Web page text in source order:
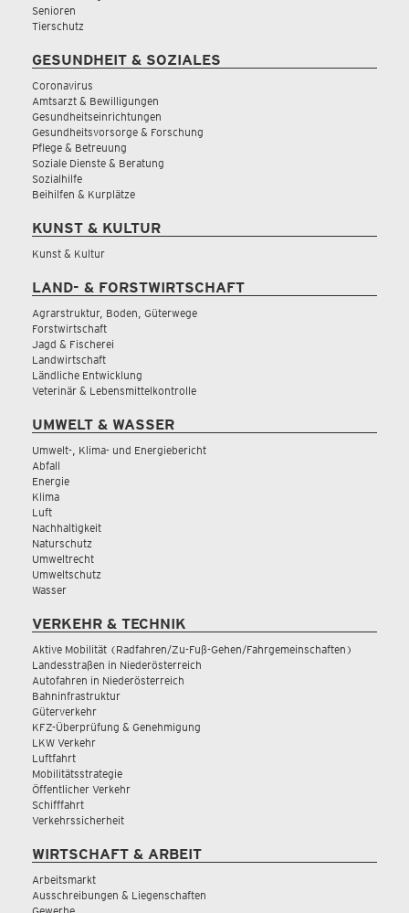
Senioren
Tierschutz
GESUNDHEIT & SOZIALES
Coronavirus
Amtsarzt & Bewilligungen
Gesundheitseinrichtungen
Gesundheitsvorsorge & Forschung
Pflege & Betreuung
Soziale Dienste & Beratung
Sozialhilfe
Beihilfen & Kurplätze
KUNST & KULTUR
Kunst & Kultur
LAND- & FORSTWIRTSCHAFT
Agrarstruktur, Boden, Güterwege
Forstwirtschaft
Jagd & Fischerei
Landwirtschaft
Ländliche Entwicklung
Veterinär & Lebensmittelkontrolle
UMWELT & WASSER
Umwelt-, Klima- und Energiebericht
Abfall
Energie
Klima
Luft
Nachhaltigkeit
Naturschutz
Umweltrecht
Umweltschutz
Wasser
VERKEHR & TECHNIK
Aktive Mobilität (Radfahren/Zu-Fuß-Gehen/Fahrgemeinschaften)
Landesstraßen in Niederösterreich
Autofahren in Niederösterreich
Bahninfrastruktur
Güterverkehr
KFZ-Überprüfung & Genehmigung
LKW Verkehr
Luftfahrt
Mobilitätsstrategie
Öffentlicher Verkehr
Schifffahrt
Verkehrssicherheit
WIRTSCHAFT & ARBEIT
Arbeitsmarkt
Ausschreibungen & Liegenschaften